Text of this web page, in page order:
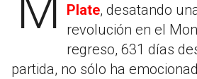
Plate, desatando
revolución en el
regreso, 631 días
partida, no sólo ha